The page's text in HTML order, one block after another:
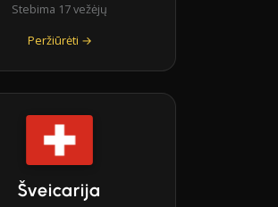
Stebima 17 vežėjų
Peržiūrėti →
Šveicarija